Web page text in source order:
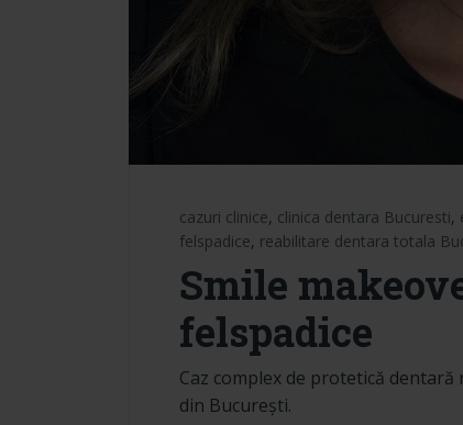
cazuri clinice, clinica dentara Bucuresti,
felspadice, reabilitare dentara totala
Smile
felspadice
Caz complex de protetică dentară
din București.